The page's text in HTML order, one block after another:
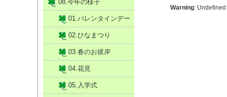
Warning:
08.今年の様子
01.バレンタインデー
02.ひなまつり
03.春のお彼岸
04.花見
05.入学式